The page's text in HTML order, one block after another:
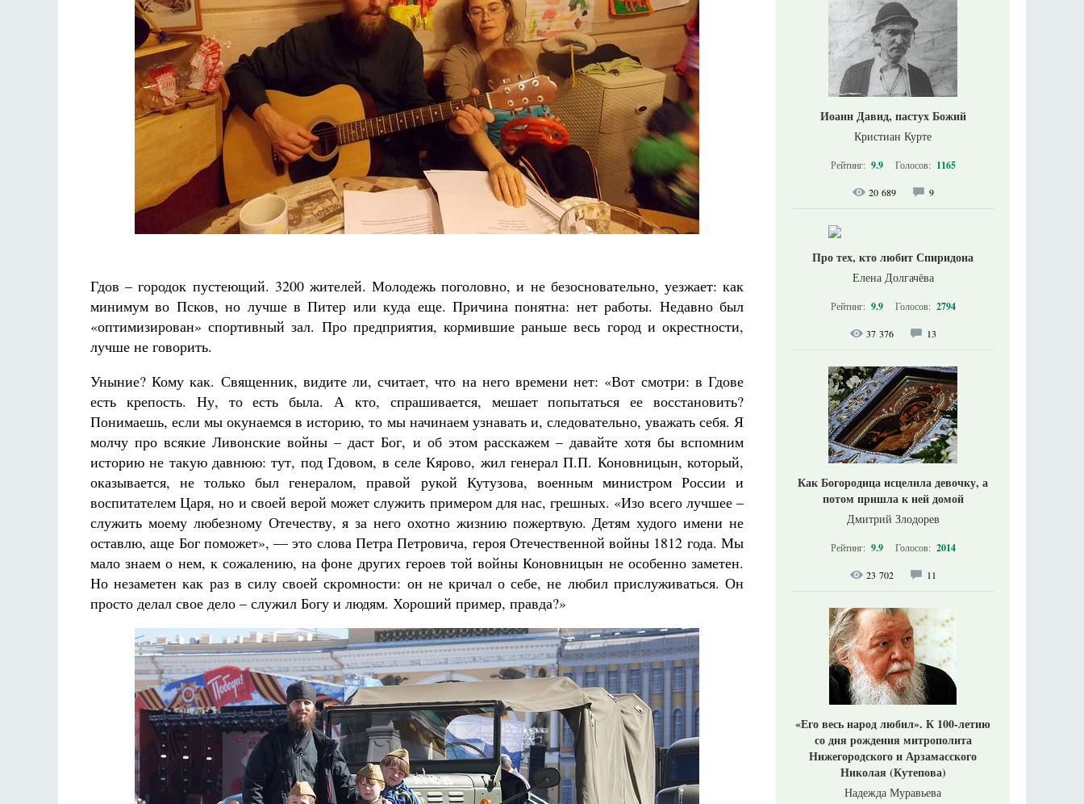
Гдов – городок пустеющий. 3200 жителей. Молодежь поголовно, и не безосновательно, уезжает: как
минимум во Псков, но лучше в Питер или куда еще. Причина понятна: нет работы. Недавно был
«оптимизирован» спортивный зал. Про предприятия, кормившие раньше весь город и окрестности,
лучше не говорить.
Уныние? Кому как. Священник, видите ли, считает, что на него времени нет: «Вот смотри: в Гдове
есть крепость. Ну, то есть была. А кто, спрашивается, мешает попытаться ее восстановить?
Понимаешь, если мы окунаемся в историю, то мы начинаем узнавать и, следовательно, уважать себя. Я
молчу про всякие Ливонские войны – даст Бог, и об этом расскажем – давайте хотя бы вспомним
историю не такую давнюю: тут, под Гдовом, в селе Кярово, жил генерал П.П. Коновницын, который,
оказывается, не только был генералом, правой рукой Кутузова, военным министром России и
воспитателем Царя, но и своей верой может служить примером для нас, грешных. «Изо всего лучшее –
служить моему любезному Отечеству, я за него охотно жизнию пожертвую. Детям худого имени не
оставлю, аще Бог поможет», — это слова Петра Петровича, героя Отечественной войны 1812 года. Мы
мало знаем о нем, к сожалению, на фоне других героев той войны Коновницын не особенно заметен.
Но незаметен как раз в силу своей скромности: он не кричал о себе, не любил прислуживаться. Он
просто делал свое дело – служил Богу и людям. Хороший пример, правда?»
Иоанн Давид, пастух Божий
Кристиан Курте
Рейтинг: 9.9 Голосов: 1165
20 689 9
Про тех, кто любит Спиридона
Елена Долгачёва
Рейтинг: 9.9 Голосов: 2794
37 376 13
Как Богородица исцелила девочку, а
потом пришла к ней домой
Дмитрий Злодорев
Рейтинг: 9.9 Голосов: 2014
23 702 11
«Его весь народ любил». К 100-летию
со дня рождения митрополита
Нижегородского и Арзамасского
Николая (Кутепова)
Надежда Муравьева